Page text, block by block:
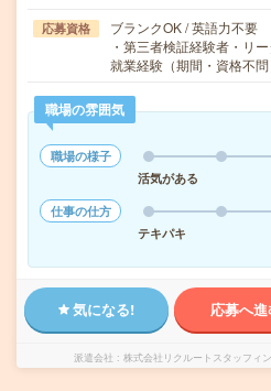
応募資格
ブランクOK / 英語力不要
・第三者検証経験者・リ
就業経験（期間・資格不
職場の雰囲気
職場の様子
活気がある
仕事の仕方
テキパキ
気になる! 応募へ
派遣会社 株式会社リクルートスタッフィ